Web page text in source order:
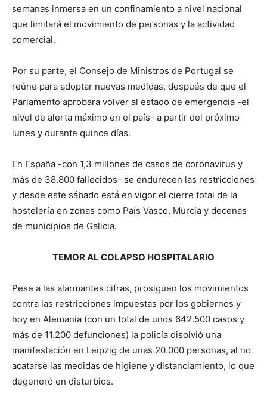
semanas inmersa en un confinamiento a nivel nacional
que limitará el movimiento de personas y la actividad
comercial.
Por su parte, el Consejo de Ministros de Portugal se
reúne para adoptar nuevas medidas, después de que el
Parlamento aprobara volver al estado de emergencia -el
nivel de alerta máximo en el país- a partir del próximo
lunes y durante quince días.
En España -con 1,3 millones de casos de coronavirus y
más de 38.800 fallecidos- se endurecen las restricciones
y desde este sábado está en vigor el cierre total de la
hostelería en zonas como País Vasco, Murcia y decenas
de municipios de Galicia.
TEMOR AL COLAPSO HOSPITALARIO
Pese a las alarmantes cifras, prosiguen los movimientos
contra las restricciones impuestas por los gobiernos y
hoy en Alemania (con un total de unos 642.500 casos y
más de 11.200 defunciones) la policía disolvió una
manifestación en Leipzig de unas 20.000 personas, al no
acatarse las medidas de higiene y distanciamiento, lo que
degeneró en disturbios.